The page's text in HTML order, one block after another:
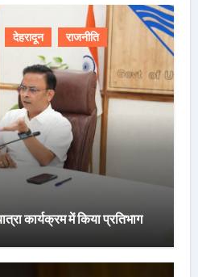
देहरादून राजनीति
कार्यक्रम में किया प्रतिभाग